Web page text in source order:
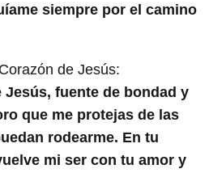
siempre por el camino
de Jesús:
Jesús, fuente de bondad y
que me protejas de las
rodearme. En tu
mi ser con tu amor y